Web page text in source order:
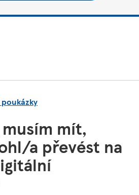
mít,
a převést na